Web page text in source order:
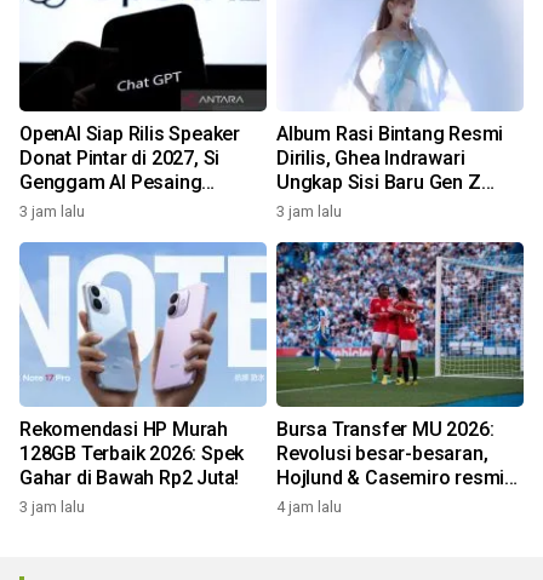
OpenAI Siap Rilis Speaker
Donat Pintar di 2027, Si
Genggam AI Pesaing
Google & Amazon!
3 jam lalu
Album Rasi Bintang Resmi
Dirilis, Ghea Indrawari
Ungkap Sisi Baru Gen Z
Lewat 9 Lagu!
3 jam lalu
Rekomendasi HP Murah
128GB Terbaik 2026: Spek
Gahar di Bawah Rp2 Juta!
3 jam lalu
Bursa Transfer MU 2026:
Revolusi besar-besaran,
Hojlund & Casemiro resmi
didepak!
4 jam lalu